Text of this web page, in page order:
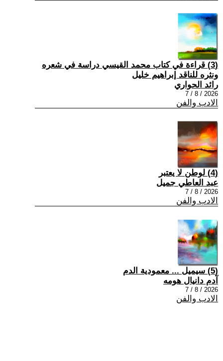
(3) قراءة في كتاب محمد القيسي دراسة في شعره
ونثره للناقد إبراهيم خليل
رائد الحواري
2026 / 8 / 7
الادب والفن
(4) لوطن لا يعتبر
عبد العاطي جميل
2026 / 8 / 7
الادب والفن
(5) سيميل ... معمودية الدم
آدم دانيال هومه
2026 / 8 / 7
الادب والفن